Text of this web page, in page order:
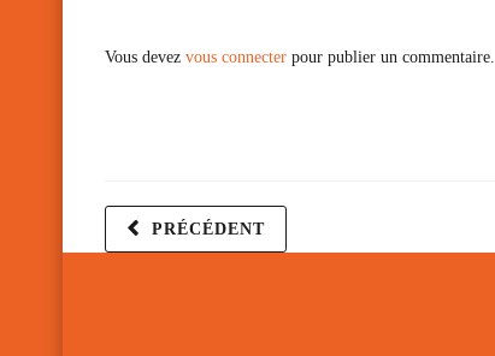
Vous devez vous connecter pour publier un commentaire.
PRÉCÉDENT